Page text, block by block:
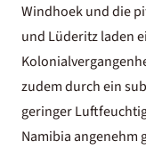
Windhoek und die
und Lüderitz laden
zudem durch ein
geringer
Namibia angenehm